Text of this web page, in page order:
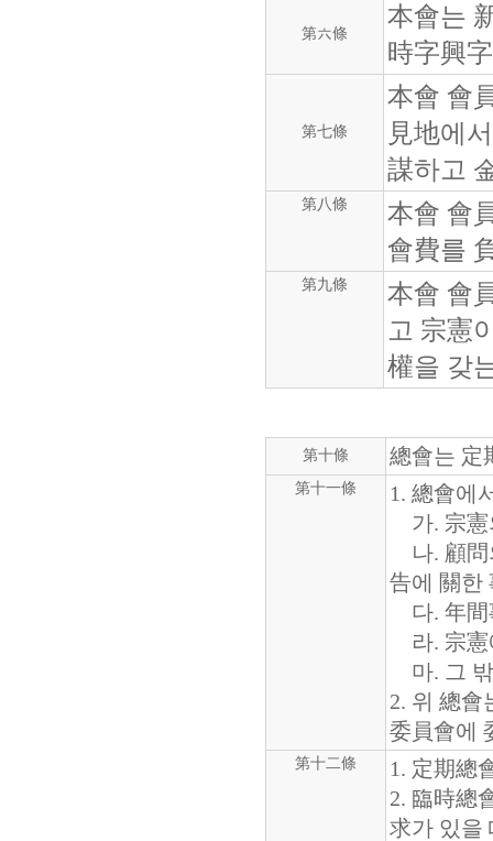
第六條
本會는
時字興
第七條
本會 會
見地에
謀하고
第八條
本會 會
會費를
第九條
本會 會
고 宗憲
權을 갖
第十條 總會는 定
第十一條
1. 總會에
가. 宗憲
나. 顧問
告에 關한
다. 年間
라. 宗憲
마. 그 밖
2. 위 總會
委員會에
第十二條
1. 定期總
2. 臨時總
求가 있을